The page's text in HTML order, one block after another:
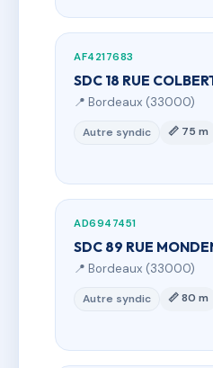
AF4217683
SDC 18 RUE
📍 Bordeaux (33000)
Autre syndic 📏 75 m
AD6947451
SDC 89 RUE
📍 Bordeaux (33000)
Autre syndic 📏 80 m